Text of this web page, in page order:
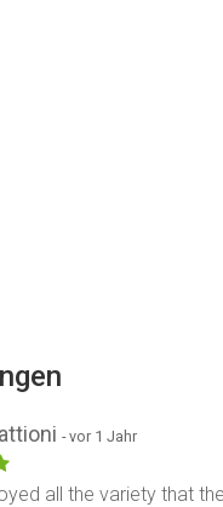
- vor 1 Jahr
all the variety that